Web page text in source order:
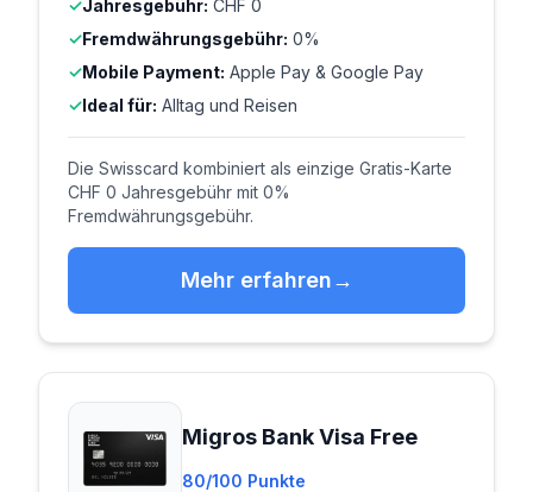
Jahresgebühr: CHF 0
Fremdwährungsgebühr: 0%
Mobile Payment: Apple Pay & Google Pay
Ideal für: Alltag und Reisen
Die Swisscard kombiniert als einzige Gratis-Karte
CHF 0 Jahresgebühr mit 0%
Fremdwährungsgebühr.
Mehr erfahren
Migros Bank Visa Free
80/100 Punkte